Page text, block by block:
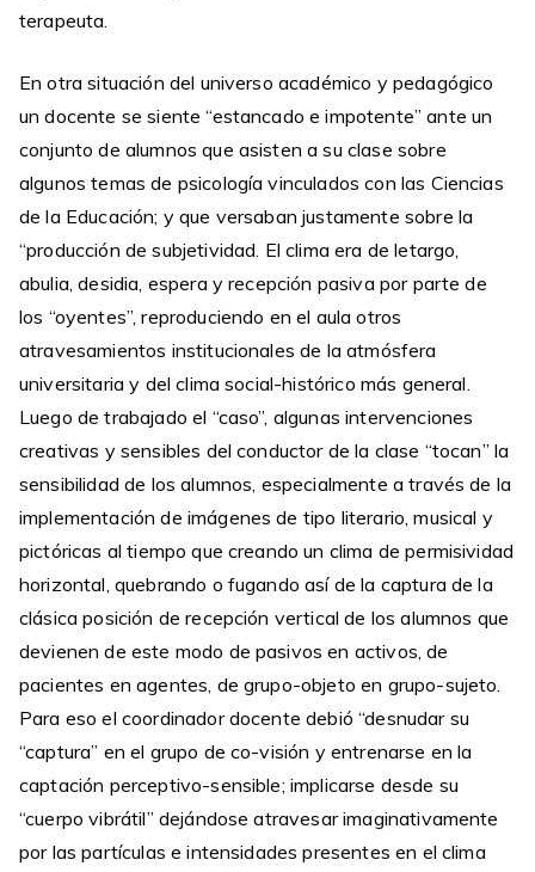
terapeuta.
En otra situación del universo académico y pedagógico
un docente se siente “estancado e impotente” ante un
conjunto de alumnos que asisten a su clase sobre
algunos temas de psicología vinculados con las Ciencias
de la Educación; y que versaban justamente sobre la
“producción de subjetividad. El clima era de letargo,
abulia, desidia, espera y recepción pasiva por parte de
los “oyentes”, reproduciendo en el aula otros
atravesamientos institucionales de la atmósfera
universitaria y del clima social-histórico más general.
Luego de trabajado el “caso”, algunas intervenciones
creativas y sensibles del conductor de la clase “tocan” la
sensibilidad de los alumnos, especialmente a través de la
implementación de imágenes de tipo literario, musical y
pictóricas al tiempo que creando un clima de permisividad
horizontal, quebrando o fugando así de la captura de la
clásica posición de recepción vertical de los alumnos que
devienen de este modo de pasivos en activos, de
pacientes en agentes, de grupo-objeto en grupo-sujeto.
Para eso el coordinador docente debió “desnudar su
“captura” en el grupo de co-visión y entrenarse en la
captación perceptivo-sensible; implicarse desde su
“cuerpo vibrátil” dejándose atravesar imaginativamente
por las partículas e intensidades presentes en el clima